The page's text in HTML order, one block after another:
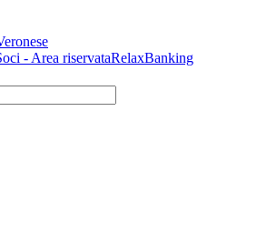
- Area riservataRelaxBanking